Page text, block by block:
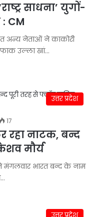
साधना’ युगों-
CM
अन्य नेताओं ने काकोरी
उल्ला खां…
उत्तर प्रदेश
17
रहा नाटक, बन्द
मौर्य
मंगलवार भारत बन्द के नाम